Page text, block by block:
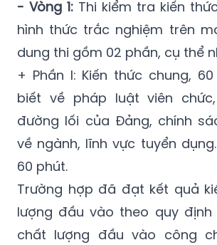
- Vòng 1: Thi kiểm tra kiến
hình thức trắc nghiệm trên
dung thi gồm 02 phần, cụ thể
+ Phần I: Kiến thức chung,
biết về pháp luật viên
đường lối của Đảng, chính
về ngành, lĩnh vực tuyển
60 phút.
Trường hợp đã đạt kết quả
lượng đầu vào theo quy định
chất lượng đầu vào công